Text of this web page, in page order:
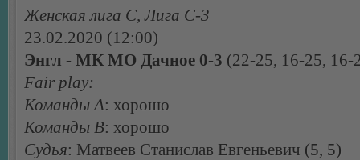
Женская лига С, Лига С-3
23.02.2020 (12:00)
Энгл - МК МО Дачное 0-3 (22-25, 16-25, 16-
Fair play:
Команды А: хорошо
Команды В: хорошо
Судья: Матвеев Станислав Евгеньевич (5, 5)